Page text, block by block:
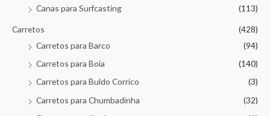
Canas para Surfcasting
(113)
Carretos
(428)
Carretos para Barco
(94)
Carretos para Boia
(140)
Carretos para Buldo Corrico
(3)
Carretos para Chumbadinha
(32)